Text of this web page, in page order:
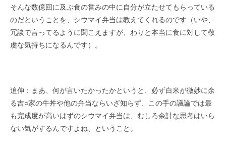
そんな数億回に及ぶ食の営みの中に自分が立たせてもらっている
のだということを、シウマイ弁当は教えてくれるのです（いや、
冗談で言ってるように聞こえますが、わりと本当に食に対して敬
虔な気持ちになるんです）。
追伸：まあ、何が言いたかったかというと、必ず白米が微妙に余
る吉○家の牛丼や他の弁当ならいざ知らず、この手の議論では最
も完成度が高いはずのシウマイ弁当は、むしろ余計な思考はいら
ない気がするんですよね、ということ。